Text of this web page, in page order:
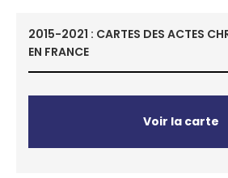
2015-2021 : CARTES DES ACTES
EN FRANCE
Voir la carte